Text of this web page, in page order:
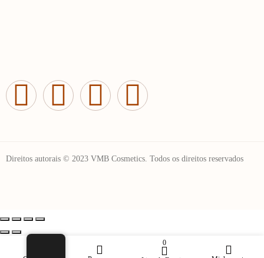
Direitos autorais © 2023 VMB Cosmetics. Todos os direitos reservados
0